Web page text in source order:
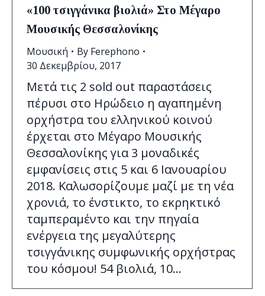
«100 τσιγγάνικα βιολιά» Στο Μέγαρο
Μουσικής Θεσσαλονίκης
Μουσική
By Ferephono
30 Δεκεμβρίου, 2017
Μετά τις 2 sold out παραστάσεις
πέρυσι στο Ηρώδειο η αγαπημένη
ορχήστρα του ελληνικού κοινού
έρχεται στο Μέγαρο Μουσικής
Θεσσαλονίκης για 3 μοναδικές
εμφανίσεις στις 5 και 6 Ιανουαρίου
2018. Καλωσορίζουμε μαζί με τη νέα
χρονιά, το ένστικτο, το εκρηκτικό
ταμπεραμέντο και την πηγαία
ενέργεια της μεγαλύτερης
τσιγγάνικης συμφωνικής ορχήστρας
του κόσμου! 54 βιολιά, 10…